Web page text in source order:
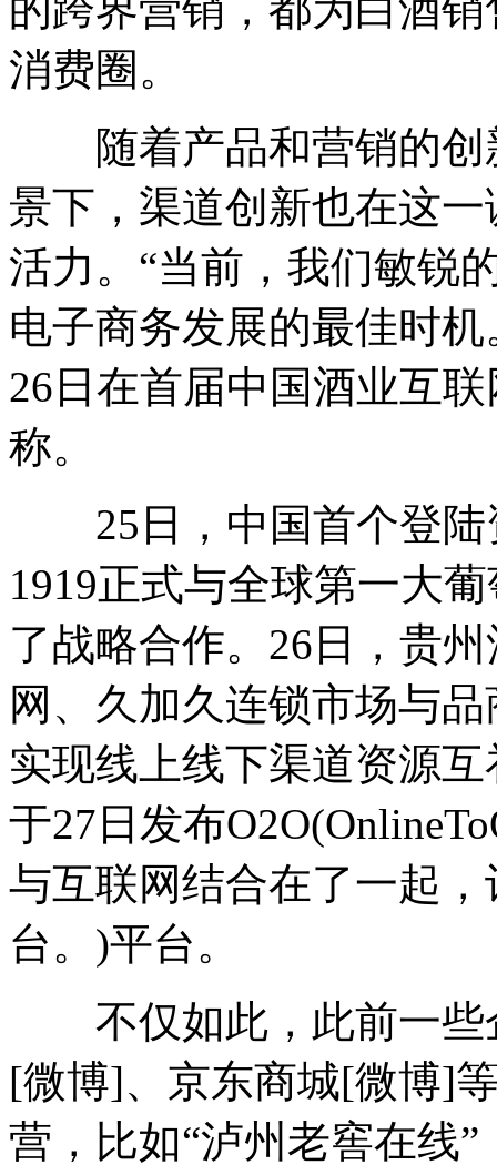
消费圈。
随着产品和营销的创
景下，渠道创新也在这
活力。“当前，我们敏锐
电子商务发展的最佳时
26日在首届中国酒业互
称。
25日，中国首个登陆
1919正式与全球第一大
了战略合作。26日，贵
网、久加久连锁市场与
实现线上线下渠道资源
于27日发布
与互联网结合在了一起
台。)平台。
不仅如此，此前一些
[微博]、京东商城[微博]
营，比如“泸州老窖在线